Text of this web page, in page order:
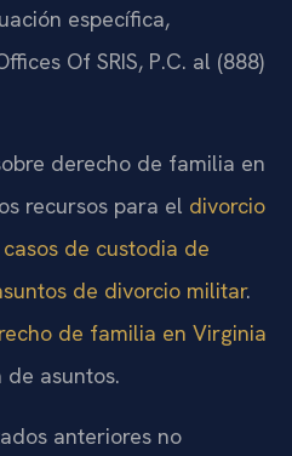
específica,
Of SRIS, P.C. al (888)
derecho de familia en
recursos para el divorcio
casos de custodia de
de divorcio militar.
de familia en Virginia
asuntos.
anteriores no